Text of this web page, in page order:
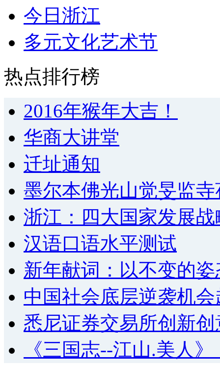
今日浙江
多元文化艺术节
热点排行榜
2016年猴年大吉！
华商大讲堂
迁址通知
墨尔本佛光山觉旻监
浙江：四大国家发展
汉语口语水平测试
新年献词：以不变的
中国社会底层逆袭机
悉尼证券交易所创新
《三国志--江山.美人